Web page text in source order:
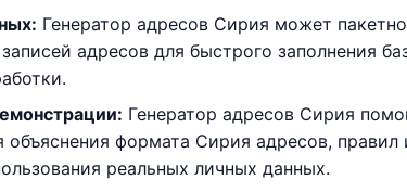
Генератор адресов Сирия может
адресов для быстрого заполнения
Генератор адресов Сирия
формата Сирия адресов,
реальных личных данных.